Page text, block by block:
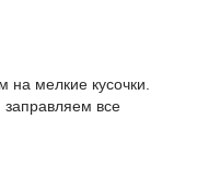
мелкие кусочки.
все